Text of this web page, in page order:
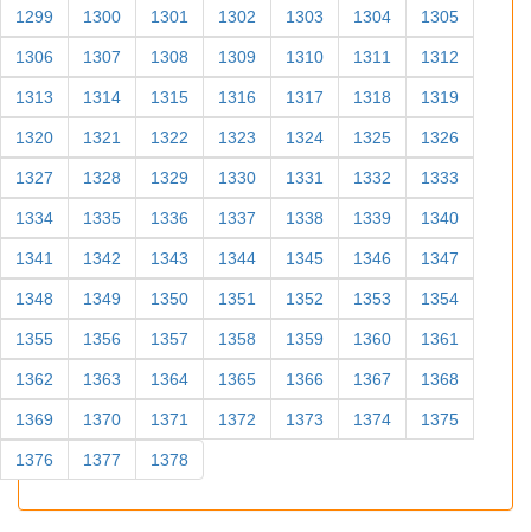
1299 1300 1301 1302 1303 1304 1305
1306 1307 1308 1309 1310 1311 1312
1313 1314 1315 1316 1317 1318 1319
1320 1321 1322 1323 1324 1325 1326
1327 1328 1329 1330 1331 1332 1333
1334 1335 1336 1337 1338 1339 1340
1341 1342 1343 1344 1345 1346 1347
1348 1349 1350 1351 1352 1353 1354
1355 1356 1357 1358 1359 1360 1361
1362 1363 1364 1365 1366 1367 1368
1369 1370 1371 1372 1373 1374 1375
1376 1377 1378